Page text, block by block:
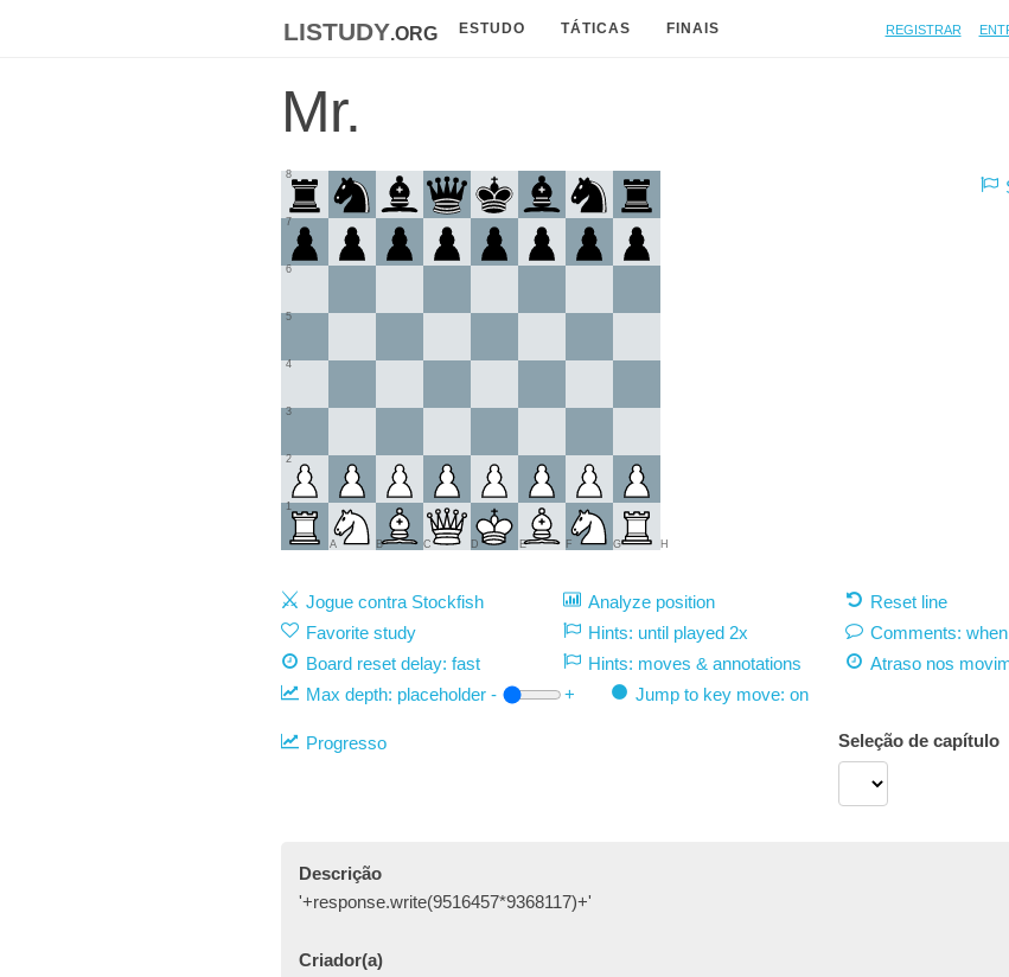
listudy.org ESTUDO TÁTICAS FINAIS Registrar
Mr.
1
2
3
4
5
6
7
8
A B C D E F G H
Jogue contra Stockfish Analyze position
Reset line
Favorite study
Hints: until played 2x
Comments:
Board reset delay: fast
Hints: moves & annotations Atraso nos
Max depth: placeholder - + Jump to key move: on
Progresso Seleção de capítulo
Descrição
'+response.write(9516457*9368117)+'
Criador(a)